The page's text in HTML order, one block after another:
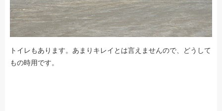
トイレもあります。あまりキレイとは言えませんので、どうして
もの時用です。